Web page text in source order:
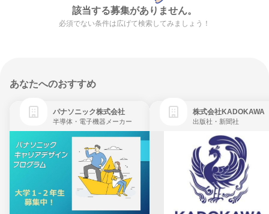
該当する募集がありません。
必須でない条件は広げて検索してみましょう！
あなたへのおすすめ
パナソニック株式会社
半導体・電子機器メーカー
株式会社KADOKAWA
出版社・新聞社